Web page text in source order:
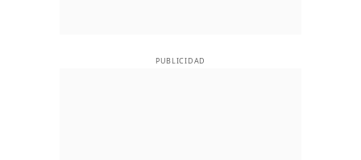
PUBLICIDAD